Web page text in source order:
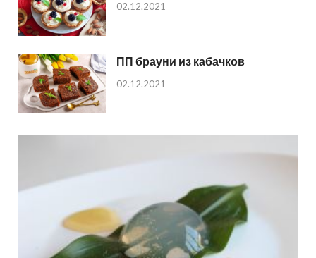
02.12.2021
ПП брауни из кабачков
02.12.2021